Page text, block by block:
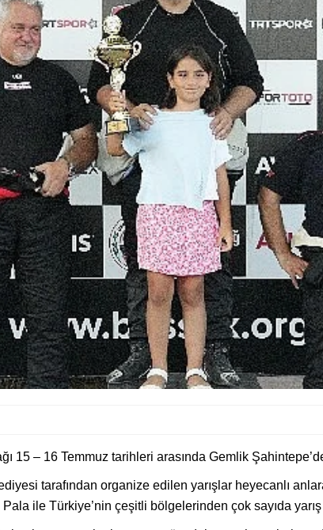
15 – 16 Temmuz tarihleri arasında Gemlik
tarafından organize edilen yarışlar heyecanlı
ile Türkiye’nin çeşitli bölgelerinden çok sayıda yarış